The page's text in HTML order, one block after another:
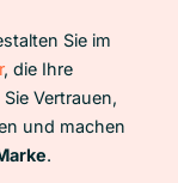
Sie im
, die Ihre
Vertrauen,
und machen
.